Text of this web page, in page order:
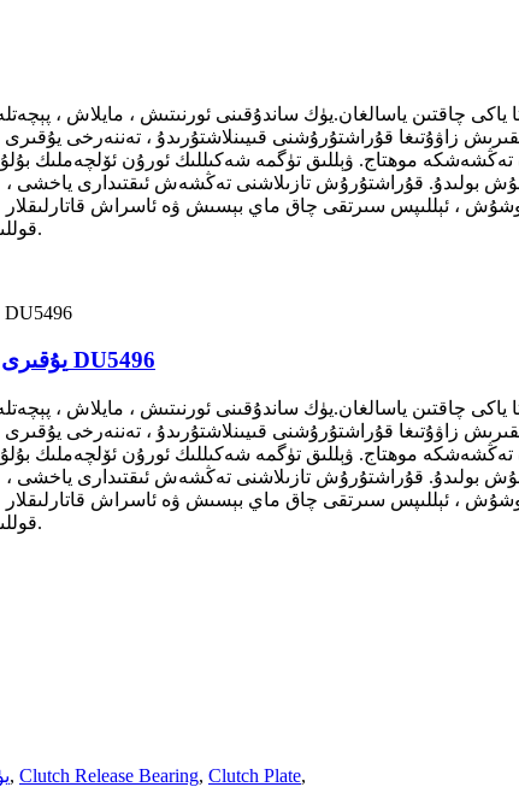
ياكى چاقتىن ياسالغان.يۈك ساندۇقىنى ئورنىتىش ، مايلاش ،
زاۋۇتىغا قۇراشتۇرۇشنى قىيىنلاشتۇرىدۇ ، تەننەرخى
موھتاج. ۋېللىق تۈگمە شەكىللىك ئورۇن ئۆلچەملىك
بولىدۇ. قۇراشتۇرۇش تازىلاشنى تەڭشەش ئىقتىدارى ياخشى ،
، ئېللىپس سىرتقى چاق ماي بېسىش ۋە ئاسراش قاتارلىقلار ،
قوللىنىشچان پروگراممىنى تەدرىجىي كېڭەيتىش خاھىشىمۇ بار.
يۇقىرى ئېنىقلىقتىكى چاق بۇلى ئاپتوماتىك ماشىنا ئالدى DU5496
ياكى چاقتىن ياسالغان.يۈك ساندۇقىنى ئورنىتىش ، مايلاش ،
زاۋۇتىغا قۇراشتۇرۇشنى قىيىنلاشتۇرىدۇ ، تەننەرخى
موھتاج. ۋېللىق تۈگمە شەكىللىك ئورۇن ئۆلچەملىك
بولىدۇ. قۇراشتۇرۇش تازىلاشنى تەڭشەش ئىقتىدارى ياخشى ،
، ئېللىپس سىرتقى چاق ماي بېسىش ۋە ئاسراش قاتارلىقلار ،
قوللىنىشچان پروگراممىنى تەدرىجىي كېڭەيتىش خاھىشىمۇ بار.
, Clutch Release Bearing, Clutch Plate,